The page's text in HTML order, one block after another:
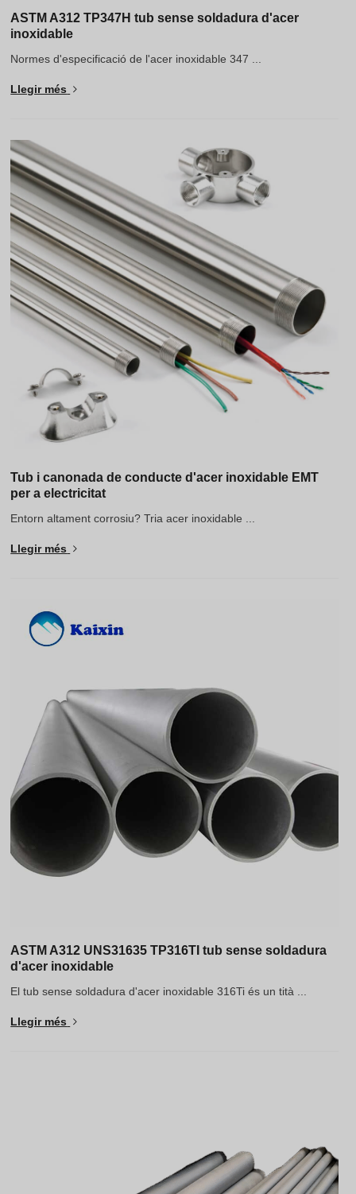
Albanian
Russian
Spanish (Peru)
Indonesian
Vietnamese
Georgian
Bhojpuri
Moroccan Arabic
Korean
Nepali
Polish
Ukrainian
Malayalam
Xhosa
ASTM A312 TP347H tub sense soldadura d'acer
inoxidable
Normes d'especificació de l'acer inoxidable 347 ...
Llegir més
Tub i canonada de conducte d'acer inoxidable EMT
per a electricitat
Entorn altament corrosiu? Tria acer inoxidable ...
Llegir més
ASTM A312 UNS31635 TP316TI tub sense soldadura
d'acer inoxidable
El tub sense soldadura d'acer inoxidable 316Ti és un tità ...
Llegir més